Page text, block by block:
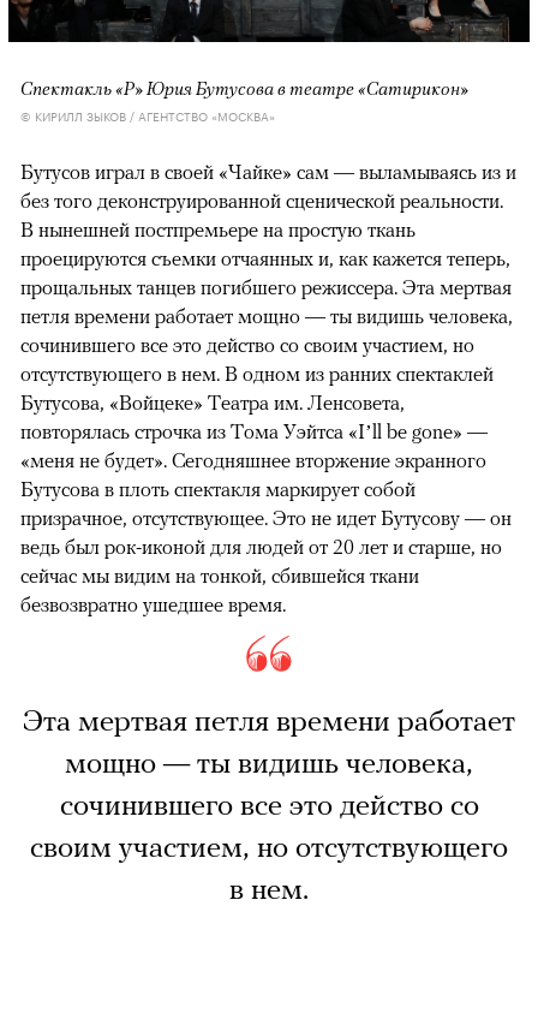
Спектакль «Р» Юрия Бутусова в театре «Сатирикон»
© КИРИЛЛ ЗЫКОВ / АГЕНТСТВО «МОСКВА»
Бутусов играл в своей «Чайке» сам — выламываясь из и
без того деконструированной сценической реальности.
В нынешней постпремьере на простую ткань
проецируются съемки отчаянных и, как кажется теперь,
прощальных танцев погибшего режиссера. Эта мертвая
петля времени работает мощно — ты видишь человека,
сочинившего все это действо со своим участием, но
отсутствующего в нем. В одном из ранних спектаклей
Бутусова, «Войцеке» Театра им. Ленсовета,
повторялась строчка из Тома Уэйтса «I’ll be gone» —
«меня не будет». Сегодняшнее вторжение экранного
Бутусова в плоть спектакля маркирует собой
призрачное, отсутствующее. Это не идет Бутусову — он
ведь был рок-иконой для людей от 20 лет и старше, но
сейчас мы видим на тонкой, сбившейся ткани
безвозвратно ушедшее время.
Эта мертвая петля времени работает
мощно — ты видишь человека,
сочинившего все это действо со
своим участием, но отсутствующего
в нем.